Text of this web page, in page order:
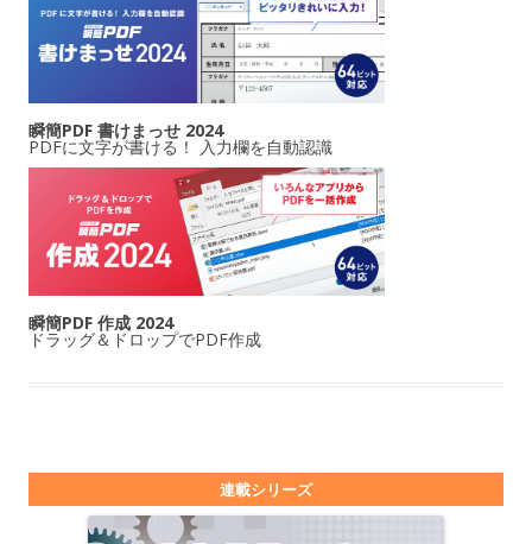
瞬簡PDF 書けまっせ 2024
PDFに文字が書ける！ 入力欄を自動認識
瞬簡PDF 作成 2024
ドラッグ＆ドロップでPDF作成
連載シリーズ